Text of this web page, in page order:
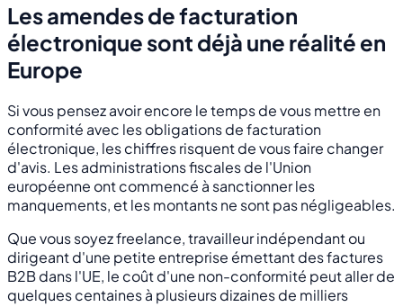
Les amendes de facturation
électronique sont déjà une réalité en
Europe
Si vous pensez avoir encore le temps de vous mettre en
conformité avec les obligations de facturation
électronique, les chiffres risquent de vous faire changer
d'avis. Les administrations fiscales de l'Union
européenne ont commencé à sanctionner les
manquements, et les montants ne sont pas négligeables.
Que vous soyez freelance, travailleur indépendant ou
dirigeant d'une petite entreprise émettant des factures
B2B dans l'UE, le coût d'une non-conformité peut aller de
quelques centaines à plusieurs dizaines de milliers